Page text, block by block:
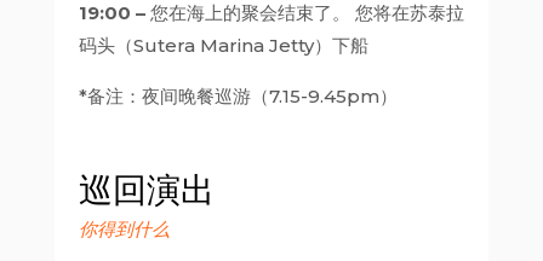
19:00 –您在海上的聚会结束了。 您将在苏泰拉
码头（Sutera Marina Jetty）下船
*备注：夜间晚餐巡游（7.15-9.45pm）
巡回演出
你得到什么